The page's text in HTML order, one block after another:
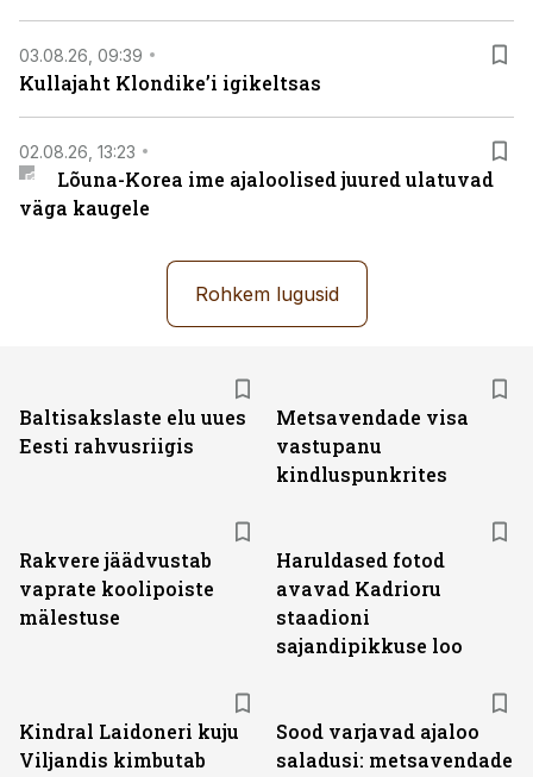
03.08.26, 09:39
Kullajaht Klondike’i igikeltsas
02.08.26, 13:23
Lõuna-Korea ime ajaloolised juured ulatuvad
väga kaugele
Rohkem lugusid
Baltisakslaste elu uues
Eesti rahvusriigis
Metsavendade visa
vastupanu
kindluspunkrites
Rakvere jäädvustab
vaprate koolipoiste
mälestuse
Haruldased fotod
avavad Kadrioru
staadioni
sajandipikkuse loo
Kindral Laidoneri kuju
Viljandis kimbutab
Sood varjavad ajaloo
saladusi: metsavendade